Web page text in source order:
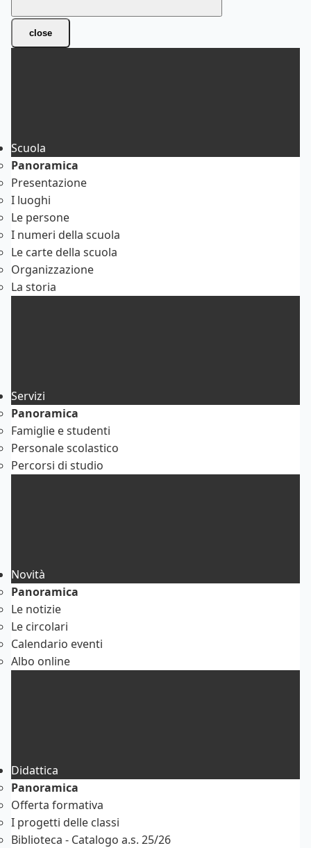
close
Scuola
Panoramica
Presentazione
I luoghi
Le persone
I numeri della scuola
Le carte della scuola
Organizzazione
La storia
Servizi
Panoramica
Famiglie e studenti
Personale scolastico
Percorsi di studio
Novità
Panoramica
Le notizie
Le circolari
Calendario eventi
Albo online
Didattica
Panoramica
Offerta formativa
I progetti delle classi
Biblioteca - Catalogo a.s. 25/26